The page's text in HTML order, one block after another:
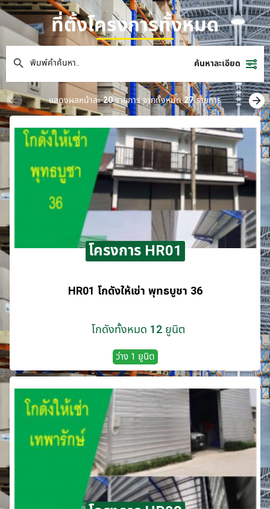
ที่ตั้งโครงการทั้งหมด
ค้นหาละเอียด
แสดงผลหน้าละ20รายการ จากทั้งหมด27รายการ
โครงการ HR01
HR01 โกดังให้เช่า พุทธบูชา 36
โกดังทั้งหมด 12 ยูนิต
ว่าง 1 ยูนิต